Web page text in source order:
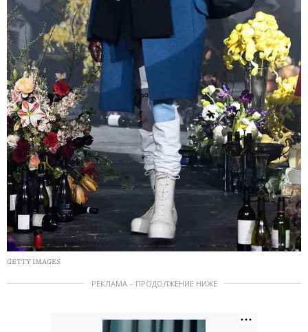
GETTY IMAGES
РЕКЛАМА – ПРОДОЛЖЕНИЕ НИЖЕ